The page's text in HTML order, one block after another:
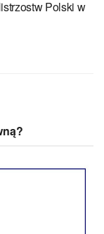
Polski w